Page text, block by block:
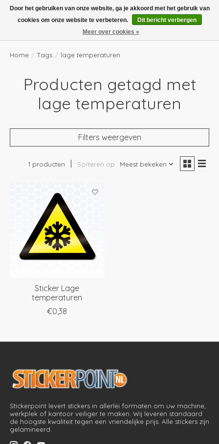
Boven de €100,- gratis verzending! Vóór 14.00 besteld, volgende dag in huis!
Verlanglijst
Home / Tags / lage temperaturen
Producten getagd met
lage temperaturen
Filters weergeven
1 producten Sorteren op Meest bekeken
Sticker Lage
temperaturen
€0,38
Stickerpoint levert stickers in allerlei formaten om uw machine,
werkplek of kantoor veiliger te maken. Wij leveren standaard
de hoogste kwaliteit tegen een vriendelijke prijs. Alle stickers zijn
gelamineerd.
Door het gebruiken van onze website, ga je akkoord met het gebruik van
cookies om onze website te verbeteren.
Dit bericht verbergen
Meer over cookies »